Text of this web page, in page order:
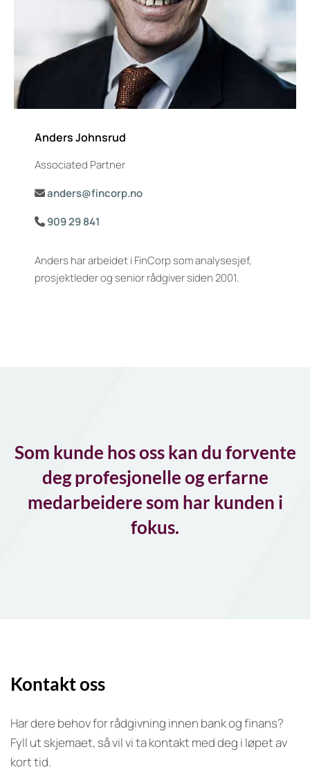
Anders Johnsrud
Associated Partner
 anders@fincorp.no
 909 29 841
Anders har arbeidet i FinCorp som analysesjef,
prosjektleder og senior rådgiver siden 2001.
Som kunde hos oss kan du forvente
deg profesjonelle og erfarne
medarbeidere som har kunden i
fokus.
Kontakt oss
Har dere behov for rådgivning innen bank og finans?
Fyll ut skjemaet, så vil vi ta kontakt med deg i løpet av
kort tid.